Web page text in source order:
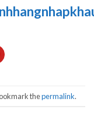
thepermalink.